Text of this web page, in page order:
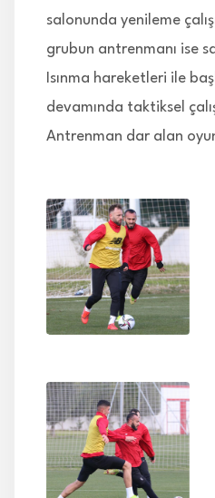
salonunda yenileme
grubun antrenmanı ise
Isınma hareketleri ile
devamında taktiksel
Antrenman dar alan